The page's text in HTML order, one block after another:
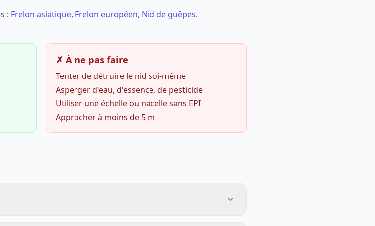
: Frelon asiatique, Frelon européen, Nid de guêpes.
✗ À ne pas faire
Tenter de détruire le nid soi-même
Asperger d'eau, d'essence, de pesticide
Utiliser une échelle ou nacelle sans EPI
Approcher à moins de 5 m